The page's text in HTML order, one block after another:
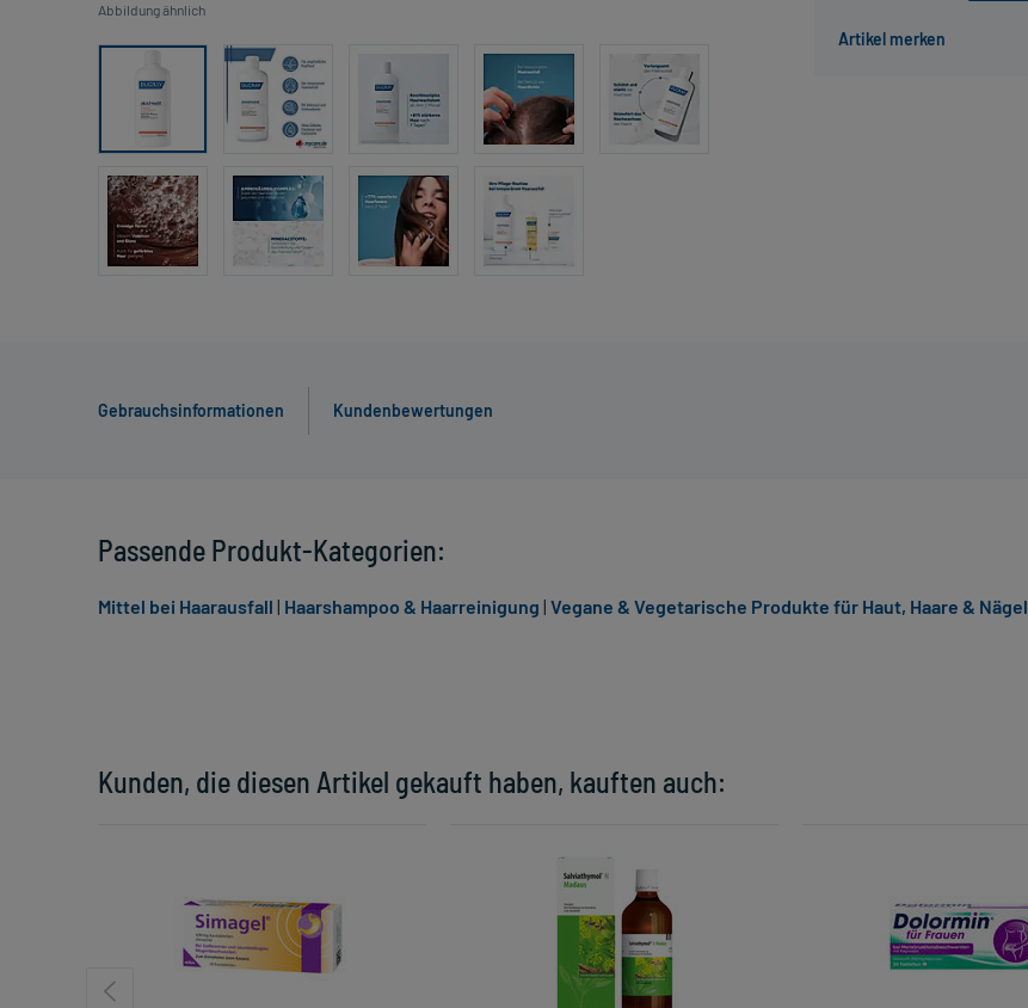
Abbildung ähnlich
Gebrauchsinformationen Kundenbewertungen
Kunden, die diesen Artikel gekauft haben, kauften auch:
Passende Produkt-Kategorien:
Mittel bei Haarausfall | Haarshampoo & Haarreinigung | Vegane & Vegetarische Produkte für Haut, Haare & Nägel